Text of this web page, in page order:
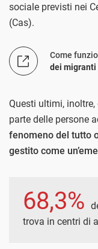
sociale previsti nei
(Cas).
Come
dei migranti
Questi ultimi,
parte delle persone
fenomeno del tutto
gestito come
68,3%
trova in centri di